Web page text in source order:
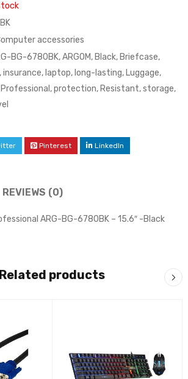
accessories
BG-6780BK,ARGOM,Black,Briefcase,
,insurance,laptop,long-lasting,Luggage,
Professional,protection,Resistant,storage,
Pinterest LinkedIn
REVIEWS (0)
ARG-BG-6780BK – 15.6″ -Black
Related products